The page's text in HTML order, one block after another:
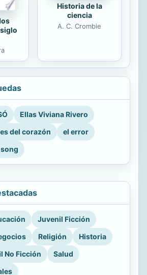
Historia de la
ciencia
A. C. Crombie
Ellas Viviana Rivero
del corazón
el error
Juvenil Ficción
Religión
Historia
No Ficción
Salud